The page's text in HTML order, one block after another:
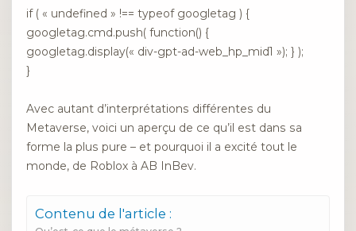
if ( « undefined » !== typeof googletag ) {
googletag.cmd.push( function() {
googletag.display(« div-gpt-ad-web_hp_mid1 »); } );
}
Avec autant d’interprétations différentes du
Metaverse, voici un aperçu de ce qu’il est dans sa
forme la plus pure – et pourquoi il a excité tout le
monde, de Roblox à AB InBev.
Contenu de l'article :